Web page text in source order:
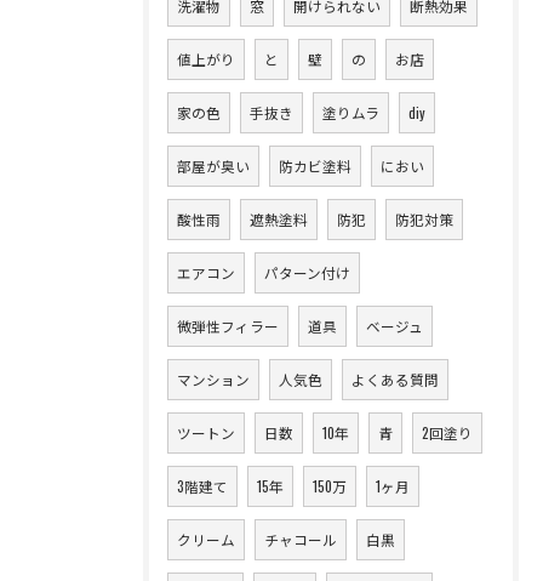
洗濯物 窓 開けられない 断熱効果
値上がり と 壁 の お店
家の色 手抜き 塗りムラ diy
部屋が臭い 防カビ塗料 におい
酸性雨 遮熱塗料 防犯 防犯対策
エアコン パターン付け
微弾性フィラー 道具 ベージュ
マンション 人気色 よくある質問
ツートン 日数 10年 青 2回塗り
3階建て 15年 150万 1ヶ月
クリーム チャコール 白黒